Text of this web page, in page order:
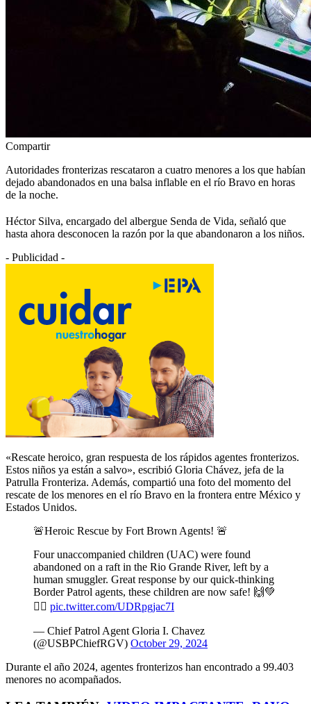
Compartir
Autoridades fronterizas rescataron a cuatro menores a los que habían
dejado abandonados en una balsa inflable en el río Bravo en horas
de la noche.
Héctor Silva, encargado del albergue Senda de Vida, señaló que
hasta ahora desconocen la razón por la que abandonaron a los niños.
- Publicidad -
«Rescate heroico, gran respuesta de los rápidos agentes fronterizos.
Estos niños ya están a salvo», escribió Gloria Chávez, jefa de la
Patrulla Fronteriza. Además, compartió una foto del momento del
rescate de los menores en el río Bravo en la frontera entre México y
Estados Unidos.
🚨Heroic Rescue by Fort Brown Agents! 🚨
Four unaccompanied children (UAC) were found
abandoned on a raft in the Rio Grande River, left by a
human smuggler. Great response by our quick-thinking
Border Patrol agents, these children are now safe! 🙌💚
👮‍♂️ pic.twitter.com/UDRpgjac7I
— Chief Patrol Agent Gloria I. Chavez
(@USBPChiefRGV) October 29, 2024
Durante el año 2024, agentes fronterizos han encontrado a 99.403
menores no acompañados.